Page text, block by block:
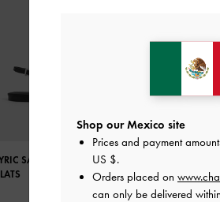
SATIN BOW SLINGBACK
Shop our Mexico site
Prices and payment
US $.
Orders placed on
can only be delivered